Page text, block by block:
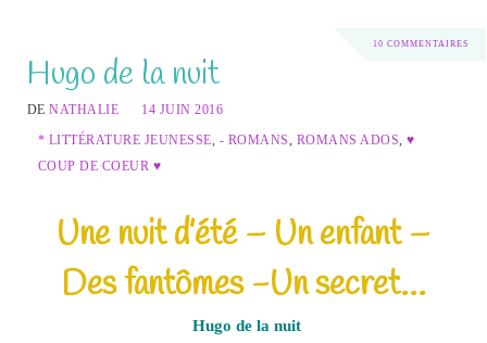
10 COMMENTAIRES
Hugo de la nuit
DENATHALIE
14 JUIN 2016
* LITTÉRATURE JEUNESSE - ROMANS ROMANS ADOS ,♥
COUP DE COEUR ♥
Une nuit d’été – Un enfant –
Des fantômes -Un secret…
Hugo de la nuit